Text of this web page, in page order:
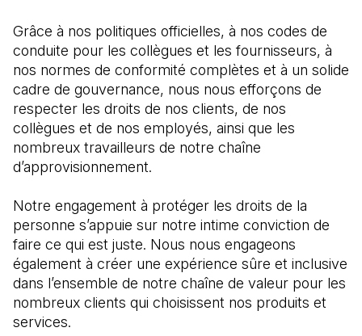
Grâce à nos politiques officielles, à nos codes de
conduite pour les collègues et les fournisseurs, à
nos normes de conformité complètes et à un solide
cadre de gouvernance, nous nous efforçons de
respecter les droits de nos clients, de nos
collègues et de nos employés, ainsi que les
nombreux travailleurs de notre chaîne
d’approvisionnement.
Notre engagement à protéger les droits de la
personne s’appuie sur notre intime conviction de
faire ce qui est juste. Nous nous engageons
également à créer une expérience sûre et inclusive
dans l’ensemble de notre chaîne de valeur pour les
nombreux clients qui choisissent nos produits et
services.